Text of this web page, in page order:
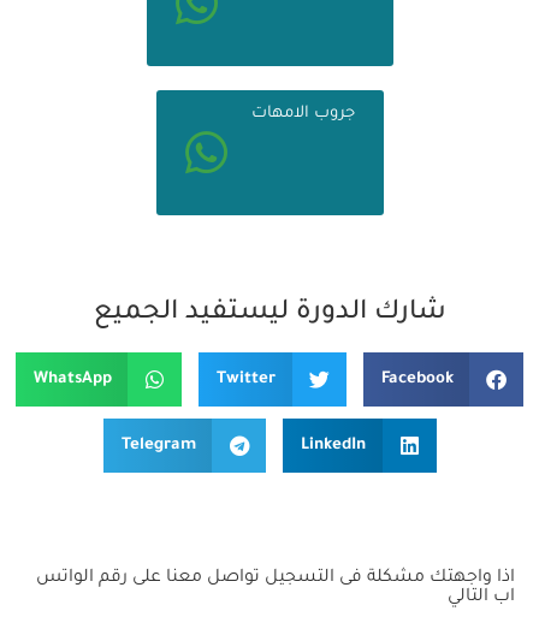
جروب الامهات
شارك الدورة ليستفيد الجميع
Facebook
Twitter
WhatsApp
LinkedIn
Telegram
اذا واجهتك مشكلة فى التسجيل تواصل معنا على رقم الواتس
اب التالي